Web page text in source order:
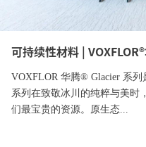
可持续性材料 |
VOXFLOR 华腾® Glacier 系
系列在致敬冰川的纯粹与美时
们最宝贵的资源。原生态...